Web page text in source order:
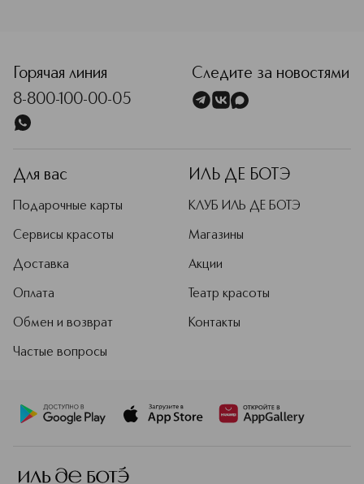
Горячая линия
8-800-100-00-05
Следите за новостями
Для вас
Подарочные карты
Сервисы красоты
Доставка
Оплата
Обмен и возврат
Частые вопросы
ИЛЬ ДЕ БОТЭ
КЛУБ ИЛЬ ДЕ БОТЭ
Магазины
Акции
Театр красоты
Контакты